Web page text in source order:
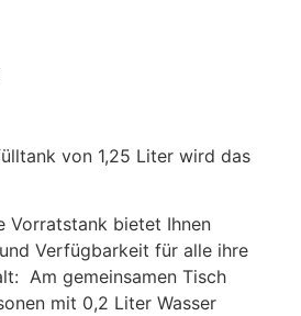
von 1,25 Liter wird das
Vorratstank bietet Ihnen
Verfügbarkeit für alle ihre
Am gemeinsamen Tisch
mit 0,2 Liter Wasser